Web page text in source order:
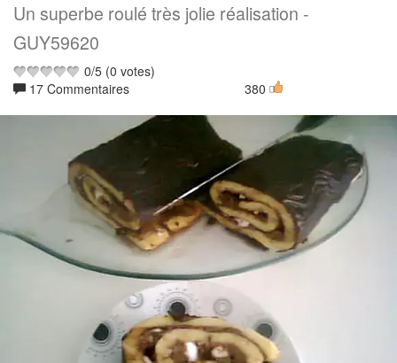
Un superbe roulé très jolie réalisation -
GUY59620
0/5 (0 votes)
17 Commentaires
380